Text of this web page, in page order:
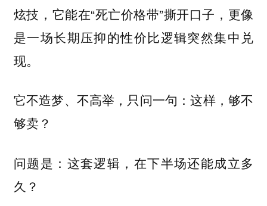
炫技，它能在“死亡价格带”撕开口子，更像
是一场长期压抑的性价比逻辑突然集中兑
现。
它不造梦、不高举，只问一句：这样，够不
够卖？
问题是：这套逻辑，在下半场还能成立多
久？